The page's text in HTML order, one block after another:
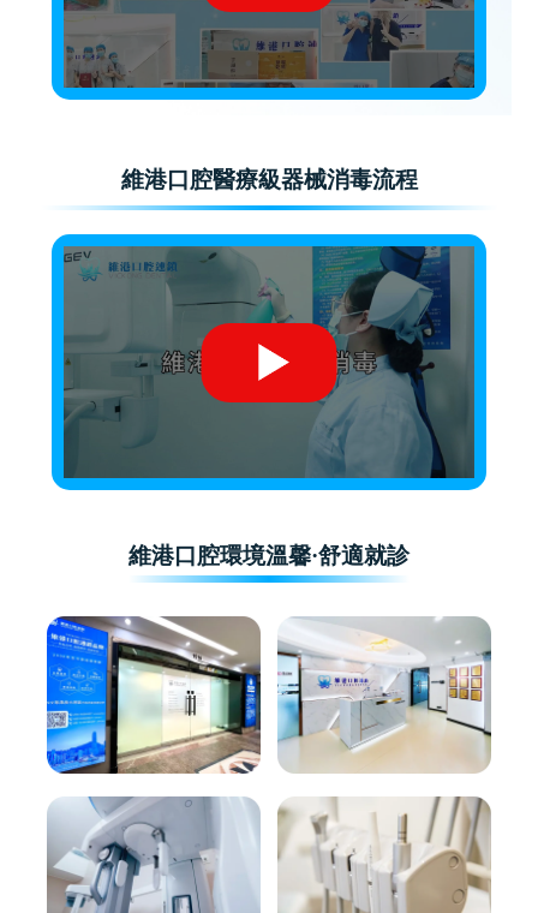
維港口腔醫療級器械消毒流程
維港口腔環境溫馨·舒適就診